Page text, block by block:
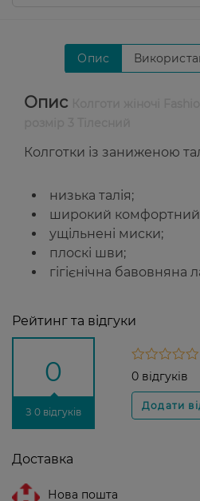
Опис
Опис
Колготки із заниженою
низька талія;
широкий комфортний
ущільнені миски;
плоскі шви;
гігієнічна бавовняна
Рейтинг та відгуки
0
З 0 відгуків
0 відгуків
Доставка
Нова пошта